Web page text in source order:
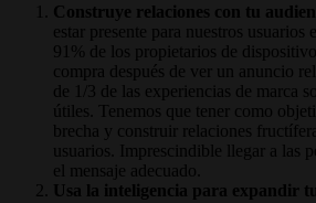
Construye relaciones con tu
estar presente para nuestros usuarios
91% de los propietarios de
compra después de ver un anuncio
de 1/3 de las experiencias de marca
útiles. Tenemos que tener como
brecha y construir relaciones
usuarios. Imprescindible llegar a las
el mensaje adecuado.
Usa la inteligencia para expandir